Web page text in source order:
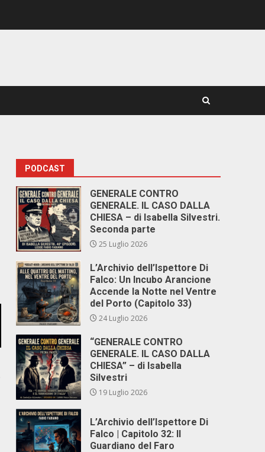
PODCAST
GENERALE CONTRO
GENERALE. IL CASO DALLA
CHIESA – di Isabella Silvestri.
Seconda parte
25 Luglio 2026
L’Archivio dell’Ispettore Di
Falco: Un Incubo Arancione
Accende la Notte nel Ventre
del Porto (Capitolo 33)
24 Luglio 2026
“GENERALE CONTRO
GENERALE. IL CASO DALLA
CHIESA” – di Isabella
Silvestri
19 Luglio 2026
L’Archivio dell’Ispettore Di
Falco | Capitolo 32: Il
Guardiano del Faro